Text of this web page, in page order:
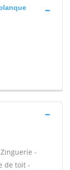
-
de toit -